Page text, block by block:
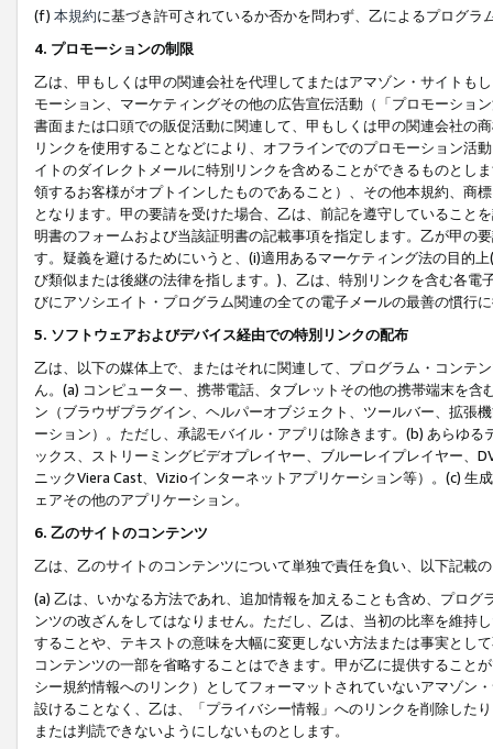
(f) 本規約に基づき許可されているか否かを問わず、乙によるプログ
4. プロモーションの制限
乙は、甲もしくは甲の関連会社を代理してまたはアマゾン・サイトも
モーション、マーケティングその他の広告宣伝活動（「プロモーショ
書面または口頭での販促活動に関連して、甲もしくは甲の関連会社の
リンクを使用することなどにより、オフラインでのプロモーション活
イトのダイレクトメールに特別リンクを含めることができるものとし
領するお客様がオプトインしたものであること）、その他本規約、商
となります。甲の要請を受けた場合、乙は、前記を遵守していること
明書のフォームおよび当該証明書の記載事項を指定します。乙が甲の
す。疑義を避けるためにいうと、(i)適用あるマーケティング法の目的
び類似または後継の法律を指します。)、乙は、特別リンクを含む各
びにアソシエイト・プログラム関連の全ての電子メールの最善の慣行
5. ソフトウェアおよびデバイス経由での特別リンクの配布
乙は、以下の媒体上で、またはそれに関連して、プログラム・コンテ
ん。(a) コンピューター、携帯電話、タブレットその他の携帯端末を
ン（ブラウザプラグイン、ヘルパーオブジェクト、ツールバー、拡張
ーション）。ただし、承認モバイル・アプリは除きます。(b) あらゆ
ックス、ストリーミングビデオプレイヤー、ブルーレイプレイヤー、
ニックViera Cast、Vizioインターネットアプリケーション等）。(c)
ェアその他のアプリケーション。
6. 乙のサイトのコンテンツ
乙は、乙のサイトのコンテンツについて単独で責任を負い、以下記載
(a) 乙は、いかなる方法であれ、追加情報を加えることも含め、プロ
ンツの改ざんをしてはなりません。ただし、乙は、当初の比率を維持
することや、テキストの意味を大幅に変更しない方法または事実とし
コンテンツの一部を省略することはできます。甲が乙に提供すること
シー規約情報へのリンク）としてフォーマットされていないアマゾン
設けることなく、乙は、「プライバシー情報」へのリンクを削除した
または判読できないようにしないものとします。